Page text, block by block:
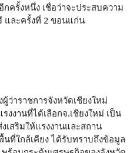
ครั้งหนึ่ง เชื่อว่าจะประสบความ
และครั้งที่ 2 ขอนแก่น
าราชการจังหวัดเชียงใหม่
งานที่ได้เลือกจ.เชียงใหม่ เป็น
เสริมให้แรงงานและสถาน
ที่ใกล้เคียง ได้รับทราบถึงข้อมูล